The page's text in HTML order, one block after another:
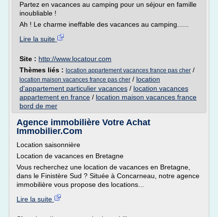
Partez en vacances au camping pour un séjour en famille
inoubliable !
Ah ! Le charme ineffable des vacances au camping......
Lire la suite
Site : http://www.locatour.com
Thèmes liés : location appartement vacances france pas cher /
location maison vacances france pas cher / location
d'appartement particulier vacances / location vacances
appartement en france / location maison vacances france
bord de mer
Agence immobilière Votre Achat
Immobilier.Com
Location saisonnière
Location de vacances en Bretagne
Vous recherchez une location de vacances en Bretagne,
dans le Finistère Sud ? Située à Concarneau, notre agence
immobilière vous propose des locations...
Lire la suite